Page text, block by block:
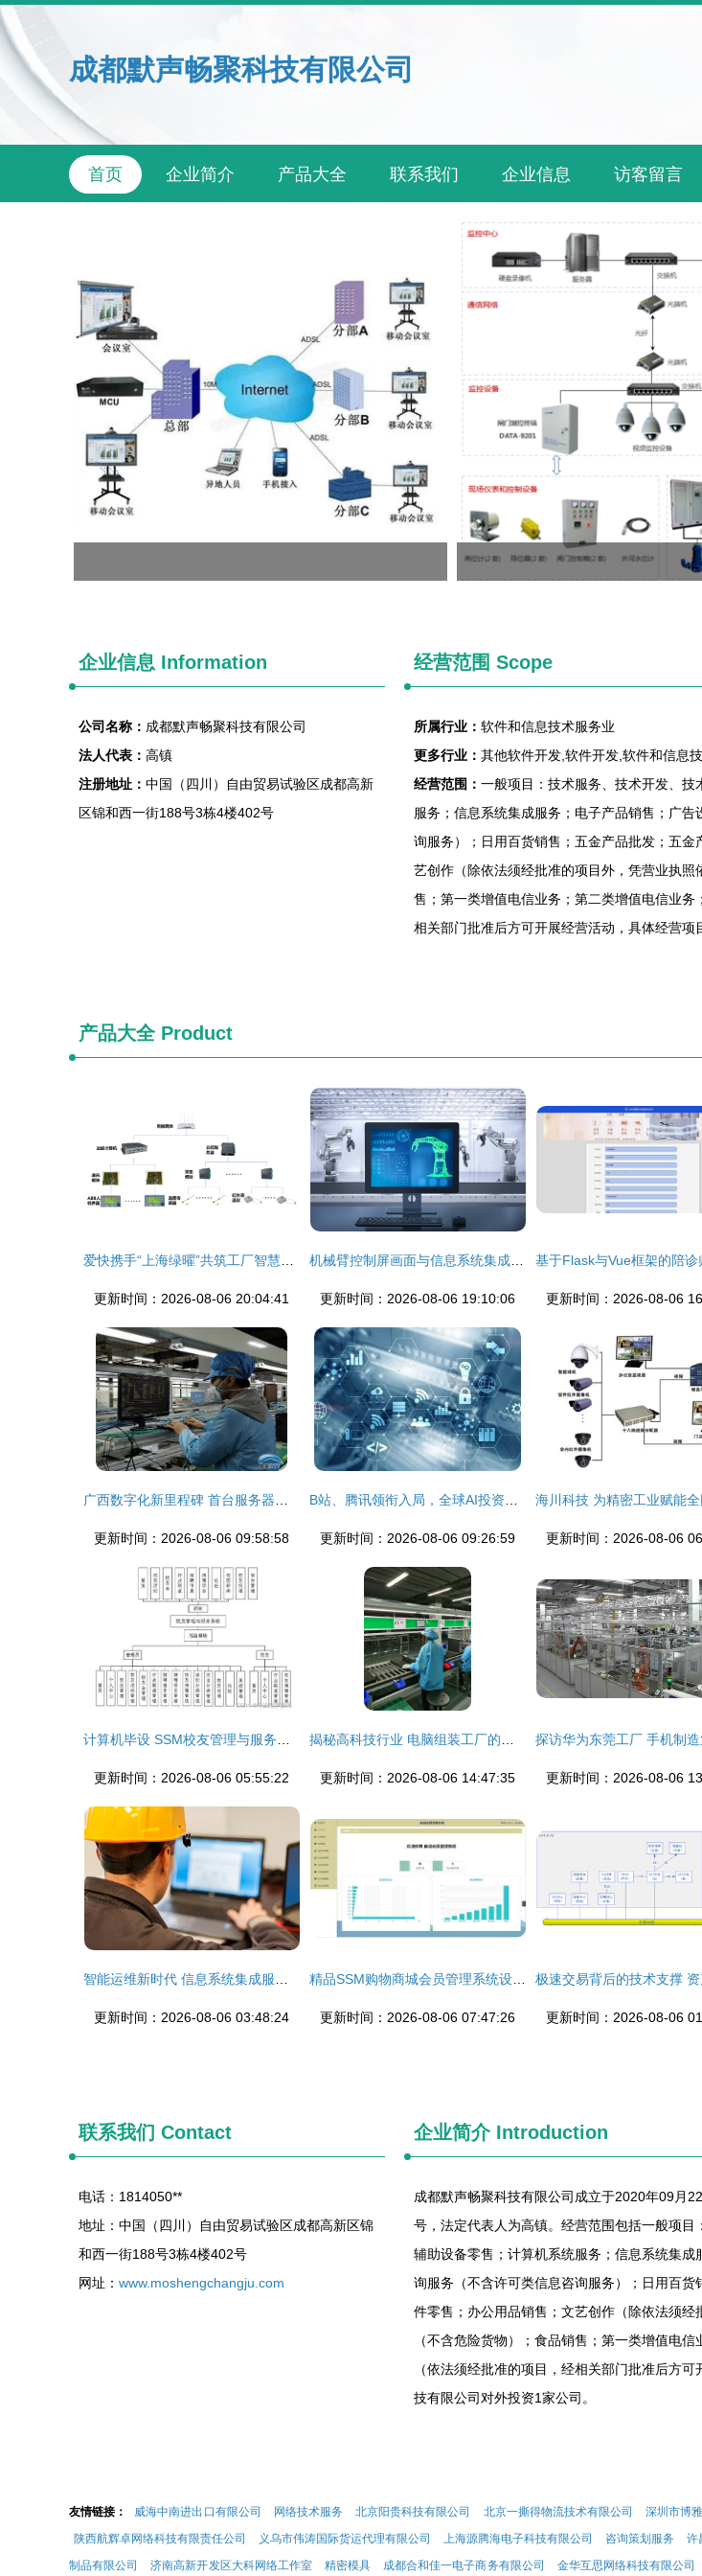
成都默声畅聚科技有限公司
首页 企业简介 产品大全 联系我们 企业信息 访客留言
企业信息 Information
公司名称： 成都默声畅聚科技有限公司
法人代表： 高镇
注册地址： 中国（四川）自由贸易试验区成都高新
区锦和西一街188号3栋4楼402号
经营范围 Scope
所属行业： 软件和信息技术服务业
更多行业： 其他软件开发,软件开发,软件和信息
经营范围： 一般项目：技术服务、技术开发、
服务；信息系统集成服务；电子产品销售；广
询服务）；日用百货销售；五金产品批发；五
艺创作（除依法须经批准的项目外，凭营业执
售；第一类增值电信业务；第二类增值电信业
相关部门批准后方可开展经营活动，具体经营项
产品大全Product
更新时间：2026-08-06 20:04:41 更新时间：2026-08-06 19:10:06 更新时间：2026-08-06
更新时间：2026-08-06 09:58:58 更新时间：2026-08-06 09:26:59 更新时间：2026-08-06
更新时间：2026-08-06 05:55:22 更新时间：2026-08-06 14:47:35 更新时间：2026-08-06
更新时间：2026-08-06 03:48:24 更新时间：2026-08-06 07:47:26 更新时间：2026-08-06
联系我们 Contact
电话：1814050**
地址：中国（四川）自由贸易试验区成都高新区锦
和西一街188号3栋4楼402号
网址： www.moshengchangju.com
企业简介Introduction
成都默声畅聚科技有限公司成立于2020年09月
号，法定代表人为高镇。经营范围包括一般项
辅助设备零售；计算机系统服务；信息系统集
询服务（不含许可类信息咨询服务）；日用百
件零售；办公用品销售；文艺创作（除依法须
（不含危险货物）；食品销售；第一类增值电
（依法须经批准的项目，经相关部门批准后方
技有限公司对外投资1家公司。
友情链接： 威海中南进出口有限公司 网络技术服务 北京阳贵科技有限公司 北京一撕得物流技术有限公司 深圳市博
陕西航辉卓网络科技有限责任公司
义乌市伟涛国际货运代理有限公司 上海源腾海电子科技有限公司 咨询策划服务 许
制品有限公司
济南高新开发区大科网络工作室 精密模具 成都合和佳一电子商务有限公司 金华互思网络科技有限公司